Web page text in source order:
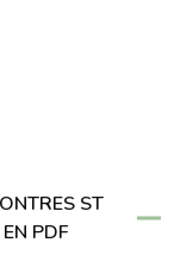
ST
PDF